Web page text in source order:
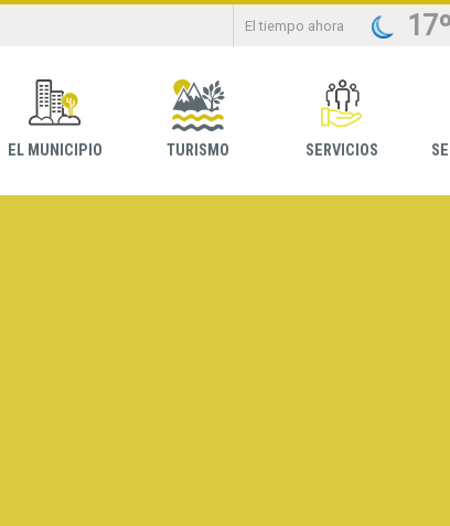
El tiempo ahora 17º
EL MUNICIPIO TURISMO SERVICIOS